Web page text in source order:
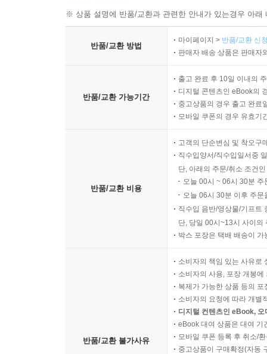
※ 상품 설명에 반품/교환과 관련한 안내가 있는경우 아
반품/교환 방법
마이페이지 > 반품/교환 신
판매자 배송 상품은 판매자
반품/교환 가능기간
출고 완료 후 10일 이내의
디지털 콘텐츠인 eBook의
중고상품의 경우 출고 완료
모바일 쿠폰의 경우 유효기
반품/교환 비용
고객의 단순변심 및 착오구
직수입양서/직수입일서중
단, 아래의 주문/취소 조건
오늘 00시 ~ 06시 30분
오늘 06시 30분 이후 주
직수입 음반/영상물/기프트
단, 당일 00시~13시 사이의
박스 포장은 택배 배송이
반품/교환 불가사유
소비자의 책임 있는 사유로
소비자의 사용, 포장 개봉
복제가 가능한 상품 등의
소비자의 요청에 따라 개별
디지털 컨텐츠인 eBook,
eBook 대여 상품은 대여 기
모바일 쿠폰 등록 후 취소/
중고상품이 구매확정(자동